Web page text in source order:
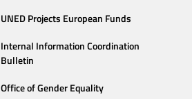
UNED Projects European Funds
Internal Information Coordination
Bulletin
Office of Gender Equality